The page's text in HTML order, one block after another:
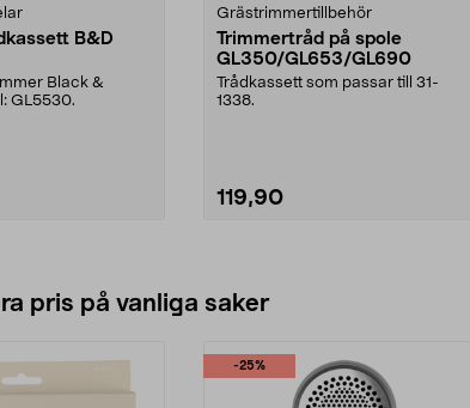
B&D
Black &
GL5530.
Grästrimmertillbehör
Trimmertråd på spole
GL350/GL653/GL690
Trådkassett som passar till 31-
1338.
119,90
pris på vanliga saker
-25%